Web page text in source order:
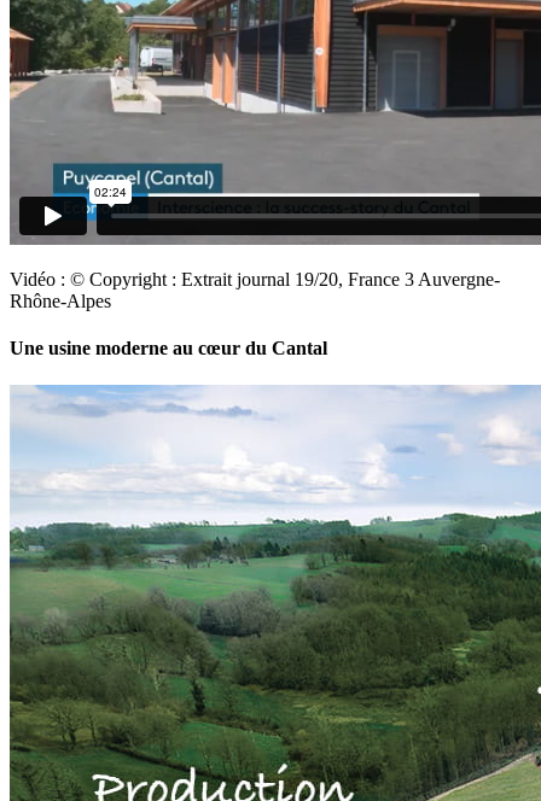
Vidéo : © Copyright : Extrait journal 19/20, France 3 Auvergne-
Rhône-Alpes
Une usine moderne au cœur du Cantal